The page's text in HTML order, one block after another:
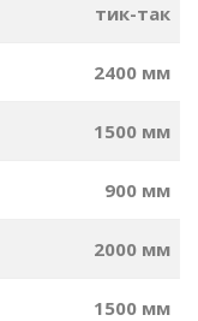
тик-так
2400 мм
1500 мм
900 мм
2000 мм
1500 мм